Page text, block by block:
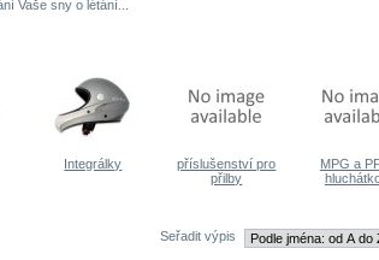
Vaše sny o létání...
Integrálky
příslušenství pro
přilby
MPG a
Seřadit výpis